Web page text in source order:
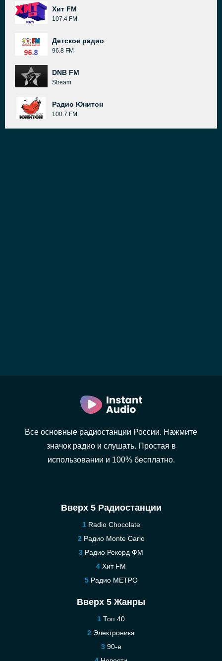
Хит FM
107.4 FM
Детское радио
96.8 FM
DNB FM
Stream
Радио Юнитон
100.7 FM
Все основные радиостанции России. Нажмите
значок радио и слушать. Простая в
использовании и 100% бесплатно.
Вверх 5 Радиостанции
Radio Chocolate
Радио Monte Carlo
Радио Рекорд ФМ
Хит FM
Радио МЕТРО
Вверх 5 Жанры
Топ 40
Электроника
90-е